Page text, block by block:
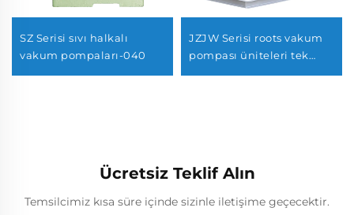
SZ Serisi sıvı halkalı
vakum pompaları-040
JZJW Serisi roots vakum
pompası üniteleri tek
Ücretsiz Teklif Alın
Temsilcimiz kısa süre içinde sizinle iletişime geçecektir.